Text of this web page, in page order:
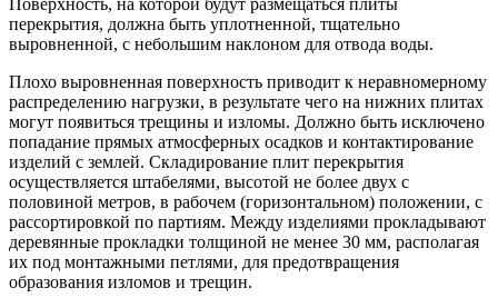
перекрытия, должна быть уплотненной, тщательно
выровненной, с небольшим наклоном для отвода воды.
Плохо выровненная поверхность приводит к неравномерному
распределению нагрузки, в результате чего на нижних плитах
могут появиться трещины и изломы. Должно быть исключено
попадание прямых атмосферных осадков и контактирование
изделий с землей. Складирование плит перекрытия
осуществляется штабелями, высотой не более двух с
половиной метров, в рабочем (горизонтальном) положении, с
рассортировкой по партиям. Между изделиями прокладывают
деревянные прокладки толщиной не менее 30 мм, располагая
их под монтажными петлями, для предотвращения
образования изломов и трещин.